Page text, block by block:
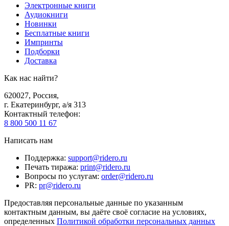
Электронные книги
Аудиокниги
Новинки
Бесплатные книги
Импринты
Подборки
Доставка
Как нас найти?
620027, Россия,
г. Екатеринбург, а/я 313
Контактный телефон:
8 800 500 11 67
Написать нам
Поддержка: support@ridero.ru
Печать тиража: print@ridero.ru
Вопросы по услугам: order@ridero.ru
PR: pr@ridero.ru
Предоставляя персональные данные по указанным
контактным данным, вы даёте своё согласие на условиях,
определенных Политикой обработки персональных данных